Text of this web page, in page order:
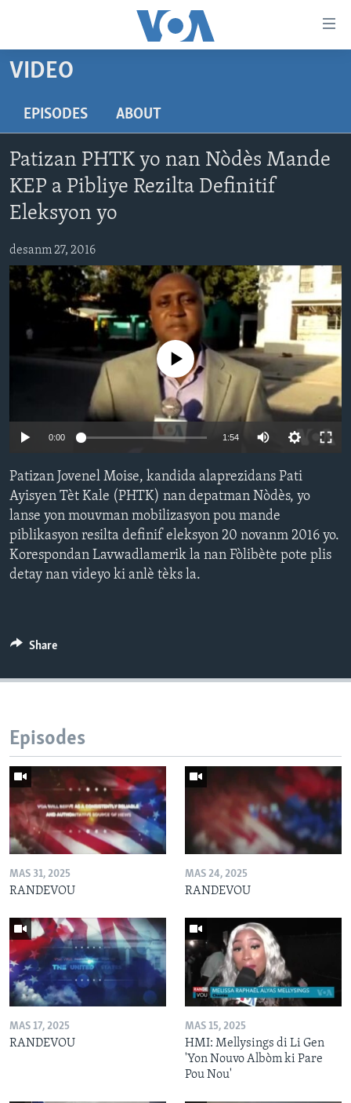
Skip
content
to
main
Navigation
Skip
Search
LÈZETAZINI
ENTÈNASYONAL
VIDEO
FLASHPOINT IKRÈN
Learning English
VIDEO
EPISODES ABOUT
Patizan PHTK yo nan Nòdès Mande
KEP a Pibliye Rezilta Definitif
Eleksyon yo
desanm 27, 2016
No media source currently available
0:00 1:54
Patizan Jovenel Moise, kandida alaprezidans Pati
Ayisyen Tèt Kale (PHTK) nan depatman Nòdès, yo
lanse yon mouvman mobilizasyon pou mande
piblikasyon resilta definif eleksyon 20 novanm 2016 yo.
Korespondan Lavwadlamerik la nan Fòlibète pote plis
detay nan videyo ki anlè tèks la.
Share
Episodes
MAS 31, 2025
RANDEVOU
MAS 24, 2025
RANDEVOU
MAS 17, 2025
RANDEVOU
MAS 15, 2025
HMI: Mellysings di Li Gen
'Yon Nouvo Albòm ki Pare
Pou Nou'